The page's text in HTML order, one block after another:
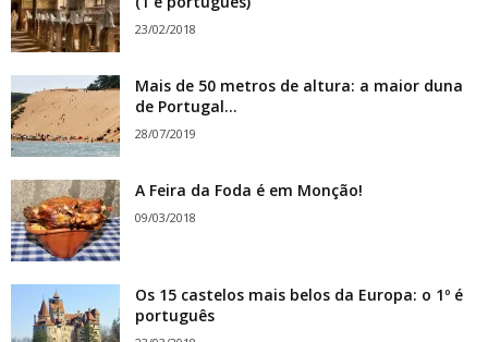
23/02/2018
Mais de 50 metros de altura: a maior duna
de Portugal...
28/07/2019
A Feira da Foda é em Monção!
09/03/2018
Os 15 castelos mais belos da Europa: o 1º é
português